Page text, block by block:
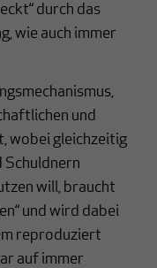
durch das
wie auch immer
und
wobei gleichzeitig
Schuldnern
will, braucht
und wird dabei
reproduziert
auf immer